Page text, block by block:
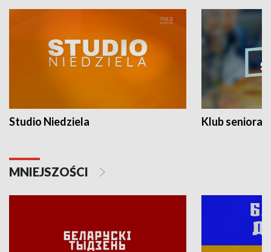
Studio Niedziela Klub seniora
MNIEJSZOŚCI